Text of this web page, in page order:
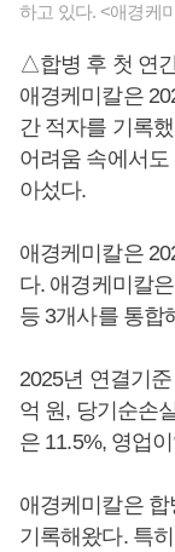
하고 있다. <애경케
△합병 후 첫 연
애경케미칼은
간 적자를 기록
어려움 속에서
아섰다.
애경케미칼은
다. 애경케미칼
등 3개사를 통합
2025년 연결기
억 원, 당기순손
은 11.5%, 영업
애경케미칼은
기록해왔다. 특